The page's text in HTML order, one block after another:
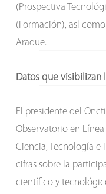
(Prospectiva
(Formación), así
Araque.
Datos que
El presidente del
Observatorio en Línea
Ciencia, Tecnología e
cifras sobre la
científico y